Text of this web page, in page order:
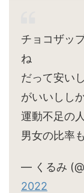
チョコザッ
ね
だって安い
がいいしし
運動不足の
男女の比率
— くるみ
2022